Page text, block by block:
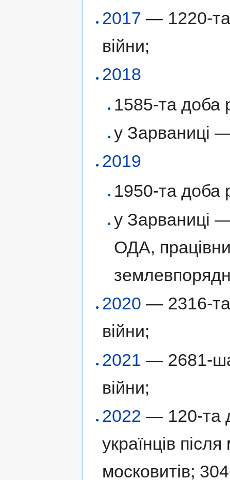
2017 — 1220-та
війни;
2018
1585-та доба
у Зарваниці
2019
1950-та доба
у Зарваниці
ОДА,
2020 — 2316-та
війни;
2021 — 2681-ша
війни;
2022 — 120-та
українців
московитів;